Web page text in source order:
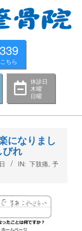
ちら
休診日
木曜
日曜
になりまし
びれ
IN: 下肢痛, 予